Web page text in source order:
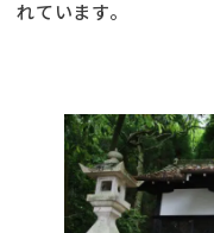
れています。